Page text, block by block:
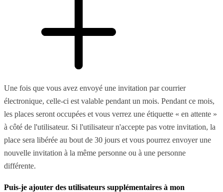
Une fois que vous avez envoyé une invitation par courrier
électronique, celle-ci est valable pendant un mois. Pendant ce mois,
les places seront occupées et vous verrez une étiquette « en attente »
à côté de l'utilisateur. Si l'utilisateur n'accepte pas votre invitation, la
place sera libérée au bout de 30 jours et vous pourrez envoyer une
nouvelle invitation à la même personne ou à une personne
différente.
Puis-je ajouter des utilisateurs supplémentaires à mon